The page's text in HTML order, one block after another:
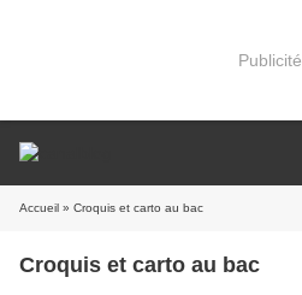
Publicité
Accueil » Croquis et carto au bac
Croquis et carto au bac